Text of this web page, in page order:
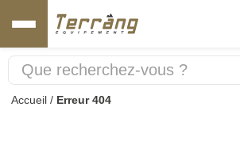
Accueil / Erreur 404